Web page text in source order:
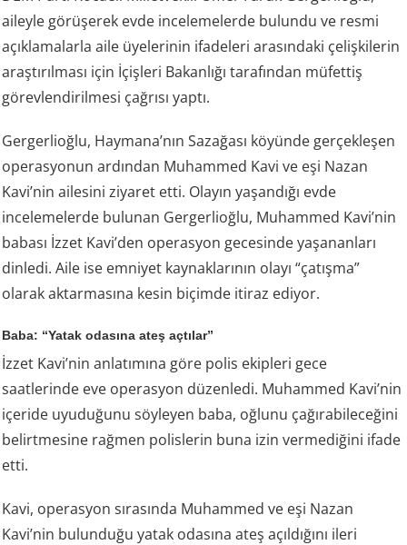
aileyle görüşerek evde incelemelerde bulundu ve resmi
açıklamalarla aile üyelerinin ifadeleri arasındaki çelişkilerin
araştırılması için İçişleri Bakanlığı tarafından müfettiş
görevlendirilmesi çağrısı yaptı.
Gergerlioğlu, Haymana’nın Sazağası köyünde gerçekleşen
operasyonun ardından Muhammed Kavi ve eşi Nazan
Kavi’nin ailesini ziyaret etti. Olayın yaşandığı evde
incelemelerde bulunan Gergerlioğlu, Muhammed Kavi’nin
babası İzzet Kavi’den operasyon gecesinde yaşananları
dinledi. Aile ise emniyet kaynaklarının olayı “çatışma”
olarak aktarmasına kesin biçimde itiraz ediyor.
Baba: “Yatak odasına ateş açtılar”
İzzet Kavi’nin anlatımına göre polis ekipleri gece
saatlerinde eve operasyon düzenledi. Muhammed Kavi’nin
içeride uyuduğunu söyleyen baba, oğlunu çağırabileceğini
belirtmesine rağmen polislerin buna izin vermediğini ifade
etti.
Kavi, operasyon sırasında Muhammed ve eşi Nazan
Kavi’nin bulunduğu yatak odasına ateş açıldığını ileri